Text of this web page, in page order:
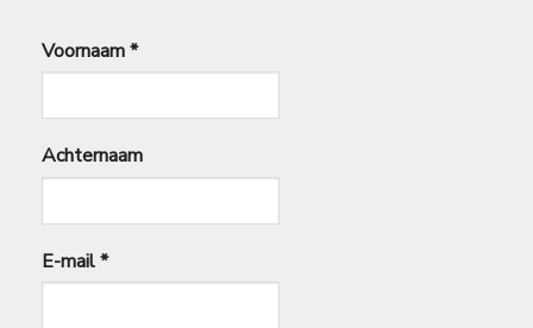
Voornaam*
Achternaam
E-mail*